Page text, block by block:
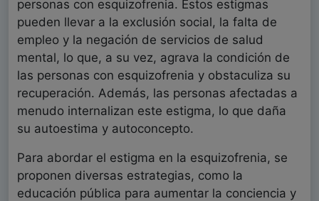
personas con esquizofrenia. Estos estigmas
pueden llevar a la exclusión social, la falta de
empleo y la negación de servicios de salud
mental, lo que, a su vez, agrava la condición de
las personas con esquizofrenia y obstaculiza su
recuperación. Además, las personas afectadas a
menudo internalizan este estigma, lo que daña
su autoestima y autoconcepto.
Para abordar el estigma en la esquizofrenia, se
proponen diversas estrategias, como la
educación pública para aumentar la conciencia y